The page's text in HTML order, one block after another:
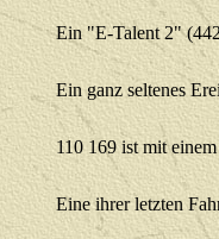
Ein "E-Talent 2"
Ein ganz seltenes
110 169 ist mit
Eine ihrer letzten